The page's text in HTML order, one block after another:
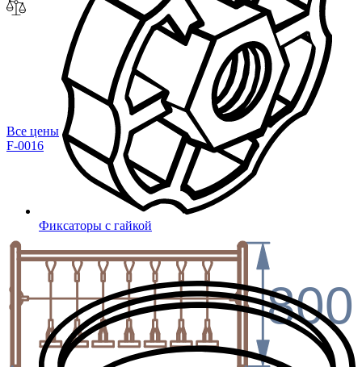
Фиксаторы с гайкой
Все цены
F-0016
800